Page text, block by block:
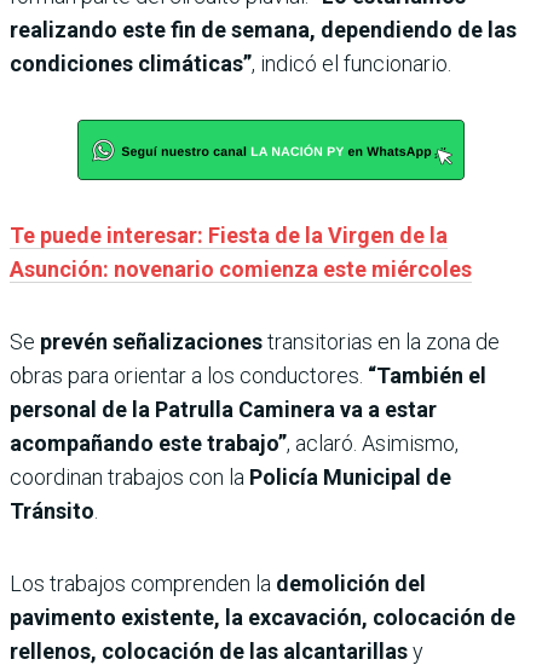
realizando este fin de semana, dependiendo de las
condiciones climáticas”, indicó el funcionario.
Te puede interesar: Fiesta de la Virgen de la
Asunción: novenario comienza este miércoles
Se prevén señalizacionestransitorias en la zona de
obras para orientar a los conductores. “También el
personal de la Patrulla Caminera va a estar
acompañando este trabajo”, aclaró. Asimismo,
coordinan trabajos con la Policía Municipal de
Tránsito
Los trabajos comprenden la demolición del
pavimento existente, la excavación, colocación de
rellenos, colocación de las alcantarillasy